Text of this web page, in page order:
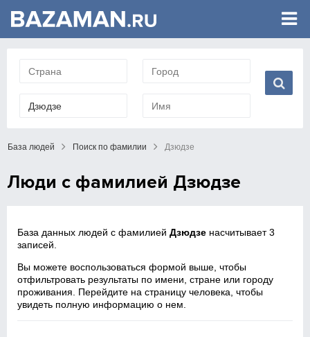
База людей Поиск по фамилии Дзюдзе
Люди с фамилией Дзюдзе
База данных людей с фамилиейДзюдзе насчитывает 3
записей.
Вы можете воспользоваться формой выше, чтобы
отфильтровать результаты по имени, стране или городу
проживания. Перейдите на страницу человека, чтобы
увидеть полную информацию о нем.